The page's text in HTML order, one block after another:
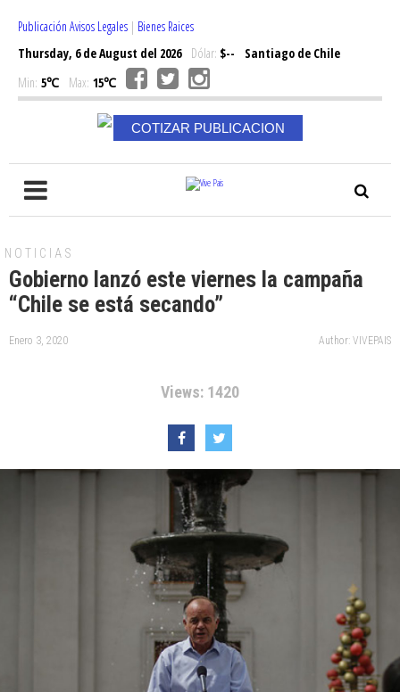
Publicación Avisos Legales | Bienes Raices
Thursday, 6 de August del 2026Dólar: $--
Santiago de Chile
Min: 5℃ Max: 15℃
COTIZAR PUBLICACION
NOTICIAS
Gobierno lanzó este viernes la campaña
“Chile se está secando”
Enero 3, 2020 Author: VIVEPAIS
Views: 1420